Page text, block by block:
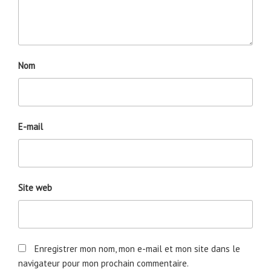
Nom
E-mail
Site web
Enregistrer mon nom, mon e-mail et mon site dans le
navigateur pour mon prochain commentaire.